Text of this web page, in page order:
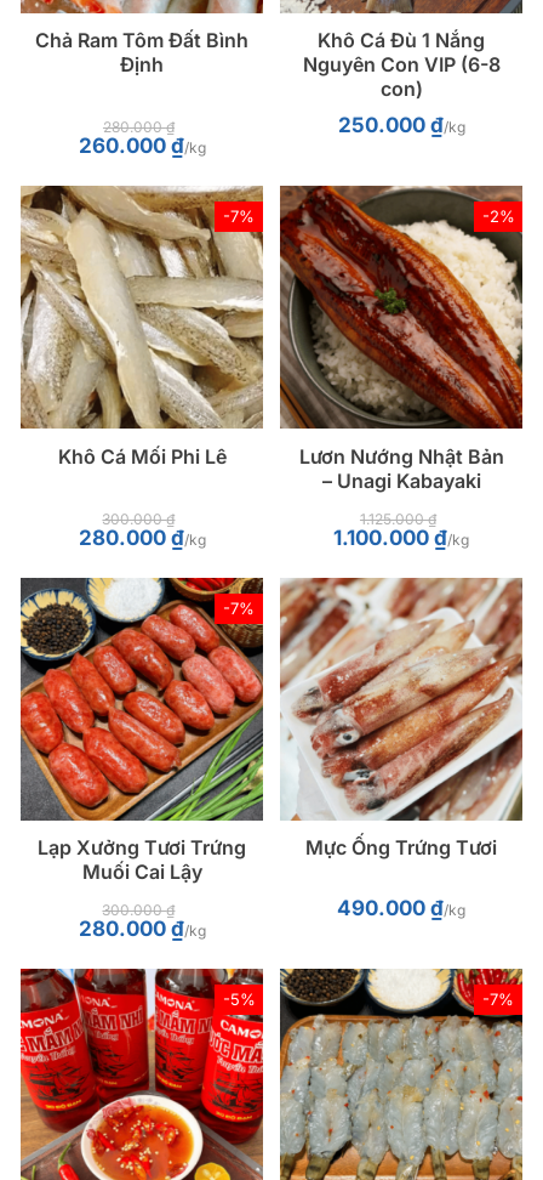
Chả Ram Tôm Đất Bình
Định
280.000₫
Giá
gốc
280.000 ₫.
260.000 ₫Giá
hiện
là:
260.000 ₫.
/kg
Khô Cá Đù 1 Nắng
Nguyên Con VIP (6-8
con)
250.000 ₫/kg
-7%
Khô Cá Mối Phi Lê
300.000₫
Giá
gốc
300.000 ₫.
280.000 ₫Giá
hiện
là:
280.000 ₫.
/kg
-2%
Lươn Nướng Nhật Bản
– Unagi Kabayaki
1.125.000₫
Giá
gốc
1.125.000 ₫.
1.100.000 ₫Giá
hiện
là:
1.100.000 ₫.
/kg
-7%
Lạp Xưởng Tươi Trứng
Muối Cai Lậy
300.000₫
Giá
gốc
300.000 ₫.
280.000 ₫Giá
hiện
là:
280.000 ₫.
/kg
Mực Ống Trứng Tươi
490.000 ₫/kg
-5% -7%